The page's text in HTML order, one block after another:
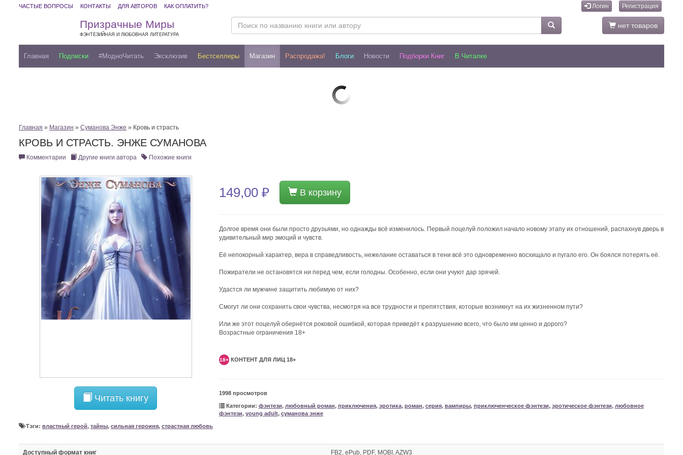
ЧАСТЫЕ ВОПРОСЫ КОНТАКТЫ ДЛЯ АВТОРОВ КАК ОПЛАТИТЬ? Логин Регистрация
Призрачные Миры
ФЭНТЕЗИЙНАЯ И ЛЮБОВНАЯ ЛИТЕРАТУРА
нет товаров
Главная Подписки #МодноЧитать Эксклюзив Бестселлеры Магазин Распродажа! Блоги Новости Подборки Книг В Читалке
Главная » Магазин » Суманова Энже » Кровь и страсть
КРОВЬ И СТРАСТЬ. ЭНЖЕ СУМАНОВА
Комментарии Другие книги автора Похожие книги
Читать книгу
149,00 ₽ В корзину
Долгое время они были просто друзьями, но однажды всё изменилось. Первый поцелуй положил начало новому этапу их отношений, распахнув дверь в
удивительный мир эмоций и чувств.
Её непокорный характер, вера в справедливость, нежелание оставаться в тени всё это одновременно восхищало и пугало его. Он боялся потерять её.
Пожиратели не остановятся ни перед чем, если голодны. Особенно, если они учуют дар зрячей.
Удастся ли мужчине защитить любимую от них?
Смогут ли они сохранить свои чувства, несмотря на все трудности и препятствия, которые возникнут на их жизненном пути?
Или же этот поцелуй обернётся роковой ошибкой, которая приведёт к разрушению всего, что было им ценно и дорого?
Возрастные ограничения 18+
18+КОНТЕНТ ДЛЯ ЛИЦ 18+
1998 просмотров
Категории: фэнтези, любовный роман, приключения, эротика, роман, серия, вампиры, приключенческое фэнтези, эротическое фэнтези, любовное
фэнтези, young adult, суманова энже
Тэги: властный герой, тайны, сильная героиня, страстная любовь
Доступный формат книг FB2, ePub, PDF, MOBI, AZW3